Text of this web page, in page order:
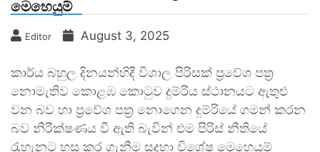
මෙහෙයුම්
Editor August 3, 2025
කාර්ය බහුල දිනයන්හිදී විශාල පිරිසක් ප්‍රවේශ පත්‍ර
නොමැතිව කොළඹ කොටුව දුම්රිය ස්ථානයට ඇතුළු
වන බව හා ප්‍රවේශ පත්‍ර නොගෙන දුම්රියේ ගමන් කරන
බව නිරීක්ෂණය වී ඇති බැවින් එම පිරිස් නීතියේ
රැහැනට හසු කර ගැනීම සදහා විශේෂ මෙහෙයුම්